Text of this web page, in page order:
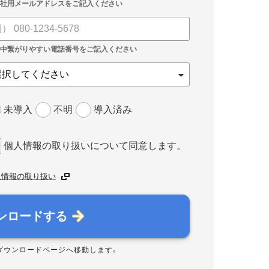
未導入 不明 導入済み
個人情報の取り扱いについて同意します。
報の取り扱い
ロードする
ウンロードページへ移動します。